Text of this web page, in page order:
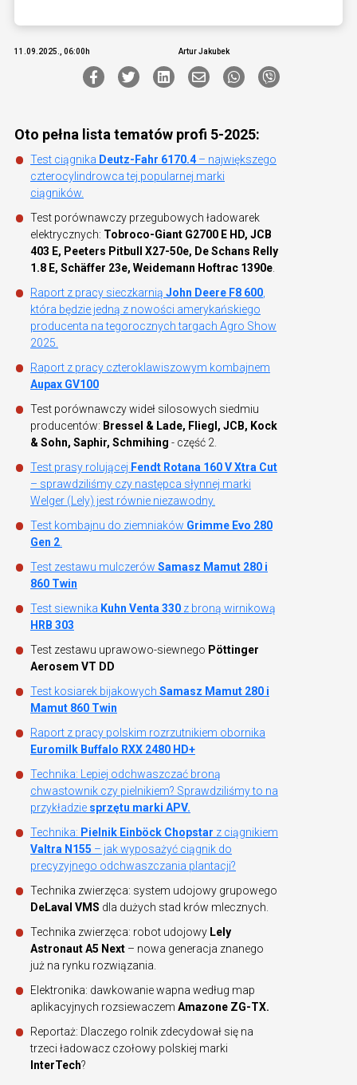
11.09.2025., 06:00h Artur Jakubek
Oto pełna lista tematów profi 5-2025:
Test ciągnika Deutz-Fahr 6170.4 – największego
czterocylindrowca tej popularnej marki
ciągników.
Test porównawczy przegubowych ładowarek
elektrycznych: Tobroco-Giant G2700 E HD, JCB
403 E, Peeters Pitbull X27-50e, De Schans Relly
1.8 E, Schäffer 23e, Weidemann Hoftrac 1390e
Raport z pracy sieczkarnią John Deere F8 600
która będzie jedną z nowości amerykańskiego
producenta na tegorocznych targach Agro Show
2025.
Raport z pracy czteroklawiszowym kombajnem
Aupax GV100
Test porównawczy wideł silosowych siedmiu
producentów: Bressel & Lade, Fliegl, JCB, Kock
& Sohn, Saphir, Schmihing - część 2.
Test prasy rolującej Fendt Rotana 160 V Xtra Cut
– sprawdziliśmy czy następca słynnej marki
Welger (Lely) jest równie niezawodny.
Test kombajnu do ziemniaków Grimme Evo 280
Gen 2
Test zestawu mulczerów Samasz Mamut 280 i
860 Twin
Test siewnika Kuhn Venta 330 z broną wirnikową
HRB 303
Test zestawu uprawowo-siewnego Pöttinger
Aerosem VT DD
Test kosiarek bijakowych Samasz Mamut 280 i
Mamut 860 Twin
Raport z pracy polskim rozrzutnikiem obornika
Euromilk Buffalo RXX 2480 HD+
Technika: Lepiej odchwaszczać broną
chwastownik czy pielnikiem? Sprawdziliśmy to na
przykładzie sprzętu marki APV.
Technika: Pielnik Einböck Chopstar z ciągnikiem
Valtra N155 – jak wyposażyć ciągnik do
precyzyjnego odchwaszczania plantacji?
Technika zwierzęca: system udojowy grupowego
DeLaval VMS dla dużych stad krów mlecznych.
Technika zwierzęca: robot udojowy Lely
Astronaut A5 Next – nowa generacja znanego
już na rynku rozwiązania.
Elektronika: dawkowanie wapna według map
aplikacyjnych rozsiewaczem Amazone ZG-TX.
Reportaż: Dlaczego rolnik zdecydował się na
trzeci ładowacz czołowy polskiej marki
InterTech?